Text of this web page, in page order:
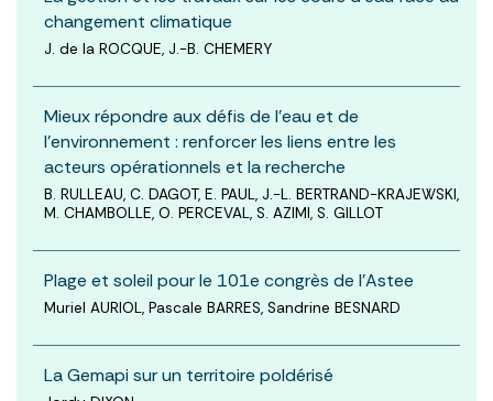
changement climatique
J. de la ROCQUE, J.-B. CHEMERY
Mieux répondre aux défis de l’eau et de
l’environnement : renforcer les liens entre les
acteurs opérationnels et la recherche
B. RULLEAU, C. DAGOT, E. PAUL, J.-L. BERTRAND-KRAJEWSKI,
M. CHAMBOLLE, O. PERCEVAL, S. AZIMI, S. GILLOT
Plage et soleil pour le 101e congrès de l’Astee
Muriel AURIOL, Pascale BARRES, Sandrine BESNARD
La Gemapi sur un territoire poldérisé